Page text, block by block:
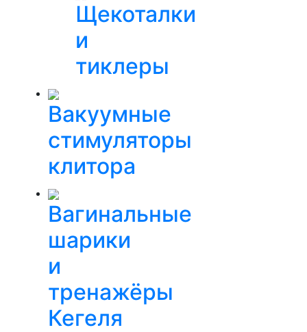
Щекоталки
и
тиклеры
Вакуумные
стимуляторы
клитора
Вагинальные
шарики
и
тренажёры
Кегеля